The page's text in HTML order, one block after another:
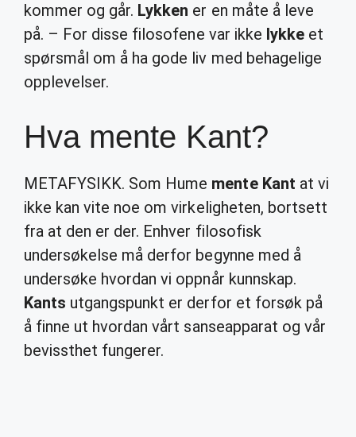
kommer og går. Lykken er en måte å leve
på. – For disse filosofene var ikke lykkeet
spørsmål om å ha gode liv med behagelige
opplevelser.
Hva mente Kant?
METAFYSIKK. Som Hume mente Kant at vi
ikke kan vite noe om virkeligheten, bortsett
fra at den er der. Enhver filosofisk
undersøkelse må derfor begynne med å
undersøke hvordan vi oppnår kunnskap.
Kants utgangspunkt er derfor et forsøk på
å finne ut hvordan vårt sanseapparat og vår
bevissthet fungerer.